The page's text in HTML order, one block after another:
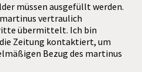
müssen ausgefüllt werden.
vertraulich
übermittelt. Ich bin
Zeitung kontaktiert, um
Bezug des martinus